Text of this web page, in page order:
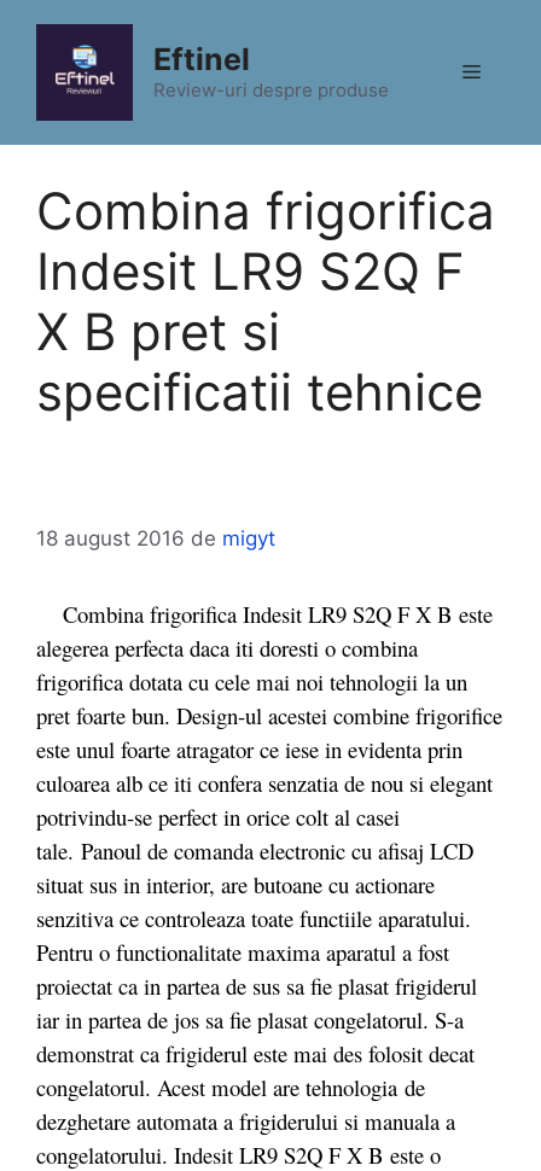
conținut
Eftinel
Review-uri despre produse
Meniu
Combina frigorifica
Indesit LR9 S2Q F
X B pret si
specificatii tehnice
18 august 2016 de migyt
Combina frigorifica Indesit LR9 S2Q F X B este
alegerea perfecta daca iti doresti o combina
frigorifica dotata cu cele mai noi tehnologii la un
pret foarte bun. Design-ul acestei combine frigorifice
este unul foarte atragator ce iese in evidenta prin
culoarea alb ce iti confera senzatia de nou si elegant
potrivindu-se perfect in orice colt al casei
tale. Panoul de comanda electronic cu afisaj LCD
situat sus in interior, are butoane cu actionare
senzitiva ce controleaza toate functiile aparatului.
Pentru o functionalitate maxima aparatul a fost
proiectat ca in partea de sus sa fie plasat frigiderul
iar in partea de jos sa fie plasat congelatorul. S-a
demonstrat ca frigiderul este mai des folosit decat
congelatorul. Acest model are tehnologia de
dezghetare automata a frigiderului si manuala a
congelatorului. Indesit LR9 S2Q F X B este o